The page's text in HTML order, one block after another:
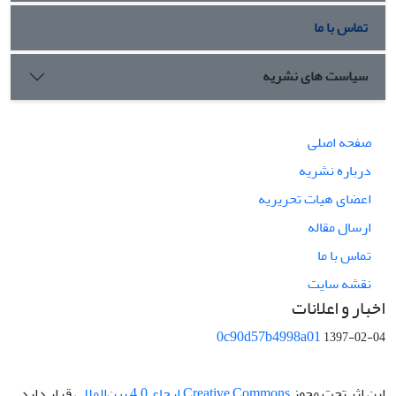
تماس با ما
سیاست های نشریه
صفحه اصلی
درباره نشریه
اعضای هیات تحریریه
ارسال مقاله
تماس با ما
نقشه سایت
اخبار و اعلانات
0c90d57b4998a011397-02-04